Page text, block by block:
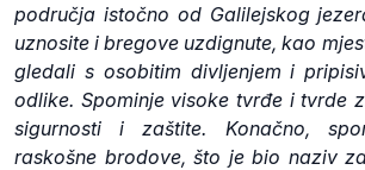
područja istočno od Galilejskog
uznosite i bregove uzdignute, kao
gledali s osobitim divljenjem i
odlike. Spominje visoke tvrđe i tvrde
sigurnosti i zaštite. Konačno,
raskošne brodove, što je bio naziv